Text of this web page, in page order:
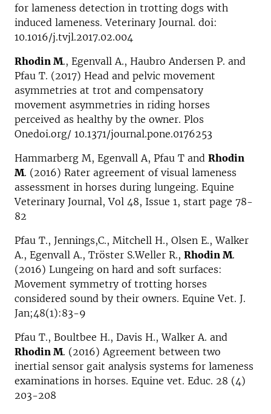
for lameness detection in trotting dogs with
induced lameness. Veterinary Journal. doi:
10.1016/j.tvjl.2017.02.004
Rhodin M., Egenvall A., Haubro Andersen P. and
Pfau T. (2017) Head and pelvic movement
asymmetries at trot and compensatory
movement asymmetries in riding horses
perceived as healthy by the owner. Plos
Onedoi.org/ 10.1371/journal.pone.0176253
Hammarberg M, Egenvall A, Pfau T and Rhodin
M. (2016) Rater agreement of visual lameness
assessment in horses during lungeing. Equine
Veterinary Journal, Vol 48, Issue 1, start page 78-
82
Pfau T., Jennings,C., Mitchell H., Olsen E., Walker
A., Egenvall A., Tröster S.Weller R., Rhodin M.
(2016) Lungeing on hard and soft surfaces:
Movement symmetry of trotting horses
considered sound by their owners. Equine Vet. J.
Jan;48(1):83-9
Pfau T., Boultbee H., Davis H., Walker A. and
Rhodin M. (2016) Agreement between two
inertial sensor gait analysis systems for lameness
examinations in horses. Equine vet. Educ. 28 (4)
203-208